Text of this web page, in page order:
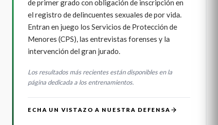
de primer grado con obligación de inscripción en
el registro de delincuentes sexuales de por vida.
Entran en juego los Servicios de Protección de
Menores (CPS), las entrevistas forenses y la
intervención del gran jurado.
Los resultados más recientes están disponibles en la
página dedicada a los entrenamientos.
ECHA UN VISTAZO A NUESTRA DEFENSA